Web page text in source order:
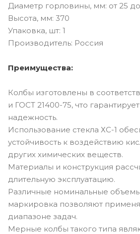
Диаметр горловины, мм: от 25
Высота, мм: 370
Упаковка, шт: 1
Производитель: Россия
Преимущества:
Колбы изготовлены в
и ГОСТ 21400-75, что
надежность.
Использование стекла ХС-1
устойчивость к воздействию
других химических веществ.
Материалы и конструкция
длительную эксплуатацию.
Различные номинальные
маркировка позволяют
диапазоне задач.
Мерные колбы такого типа